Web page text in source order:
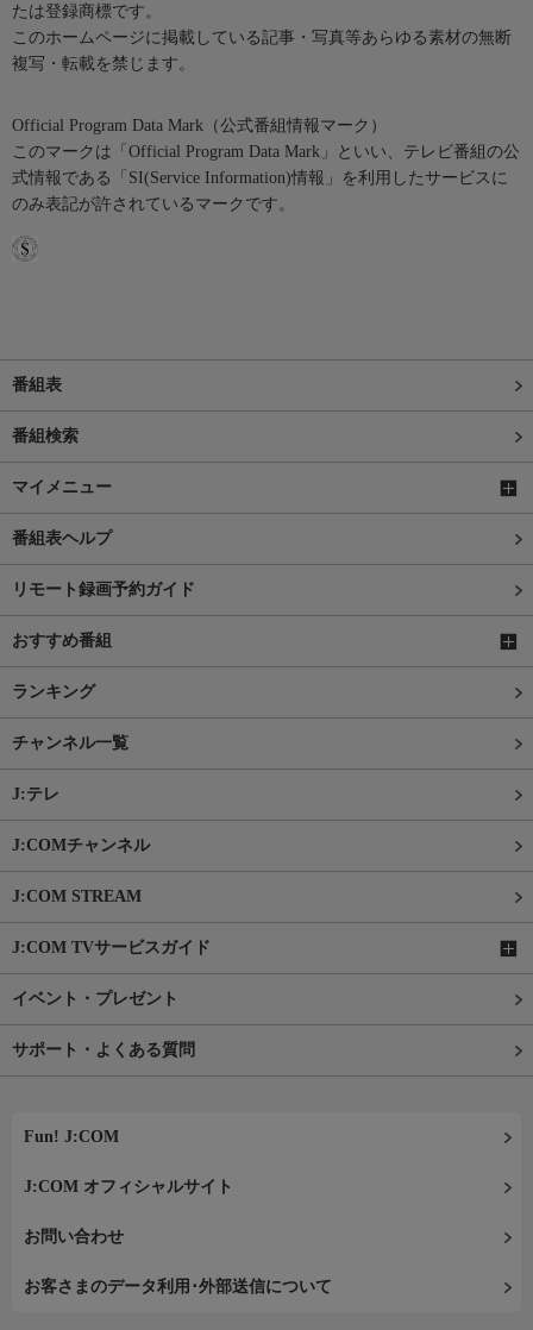
たは登録商標です。
このホームページに掲載している記事・写真等あらゆる素材の無断
複写・転載を禁じます。
Official Program Data Mark（公式番組情報マーク）
このマークは「Official Program Data Mark」といい、テレビ番組の公
式情報である「SI(Service Information)情報」を利用したサービスに
のみ表記が許されているマークです。
番組表
番組検索
マイメニュー
番組表ヘルプ
リモート録画予約ガイド
おすすめ番組
ランキング
チャンネル一覧
J:テレ
J:COMチャンネル
J:COM STREAM
J:COM TVサービスガイド
イベント・プレゼント
サポート・よくある質問
Fun! J:COM
J:COM オフィシャルサイト
お問い合わせ
お客さまのデータ利用･外部送信について